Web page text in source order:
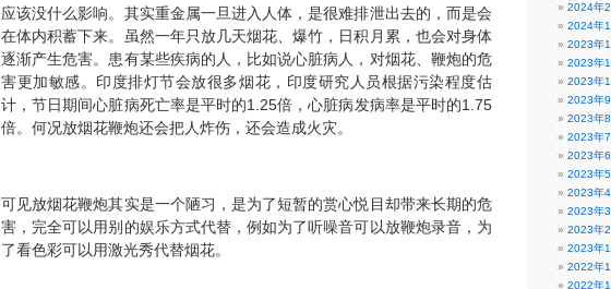
应该没什么影响。其实重金属一旦进入人体，是很难排泄出去的，而是会
在体内积蓄下来。虽然一年只放几天烟花、爆竹，日积月累，也会对身体
逐渐产生危害。患有某些疾病的人，比如说心脏病人，对烟花、鞭炮的危
害更加敏感。印度排灯节会放很多烟花，印度研究人员根据污染程度估
计，节日期间心脏病死亡率是平时的1.25倍，心脏病发病率是平时的1.75
倍。何况放烟花鞭炮还会把人炸伤，还会造成火灾。
可见放烟花鞭炮其实是一个陋习，是为了短暂的赏心悦目却带来长期的危
害，完全可以用别的娱乐方式代替，例如为了听噪音可以放鞭炮录音，为
了看色彩可以用激光秀代替烟花。
2024年2
2024年1
2023年
2023年
2023年
2023年9
2023年8
2023年7
2023年6
2023年5
2023年4
2023年3
2023年2
2023年1
2022年
2022年